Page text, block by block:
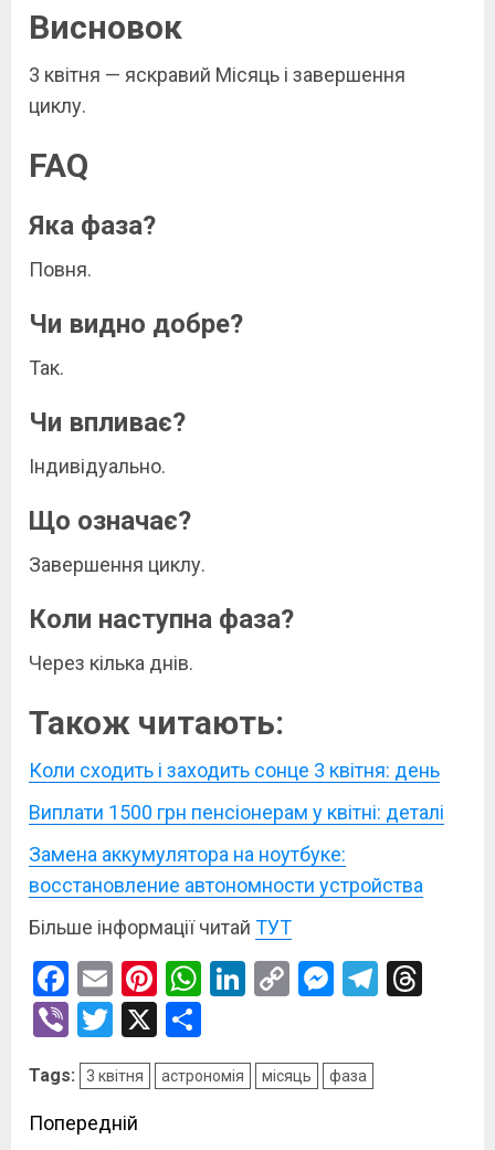
Висновок
3 квітня — яскравий Місяць і завершення
циклу.
FAQ
Яка фаза?
Повня.
Чи видно добре?
Так.
Чи впливає?
Індивідуально.
Що означає?
Завершення циклу.
Коли наступна фаза?
Через кілька днів.
Також читають:
Коли сходить і заходить сонце 3 квітня: день
Виплати 1500 грн пенсіонерам у квітні: деталі
Замена аккумулятора на ноутбуке:
восстановление автономности устройства
Більше інформації читай ТУТ
Facebook
EmailPinterest
WhatsApp
LinkedIn
Copy
ViberTwitter
X
Tags: 3 квітня астрономія місяць фаза
Post
Попередній